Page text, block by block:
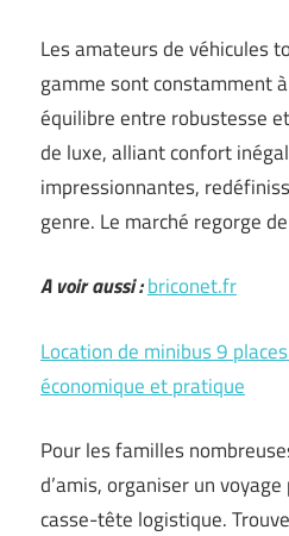
Les amateurs de véhicules
gamme sont constamment
équilibre entre robustesse
de luxe, alliant confort
impressionnantes,
genre. Le marché regorge
A voir aussi :briconet.fr
Location de minibus 9
économique et pratique
Pour les familles
d’amis, organiser un
casse-tête logistique.